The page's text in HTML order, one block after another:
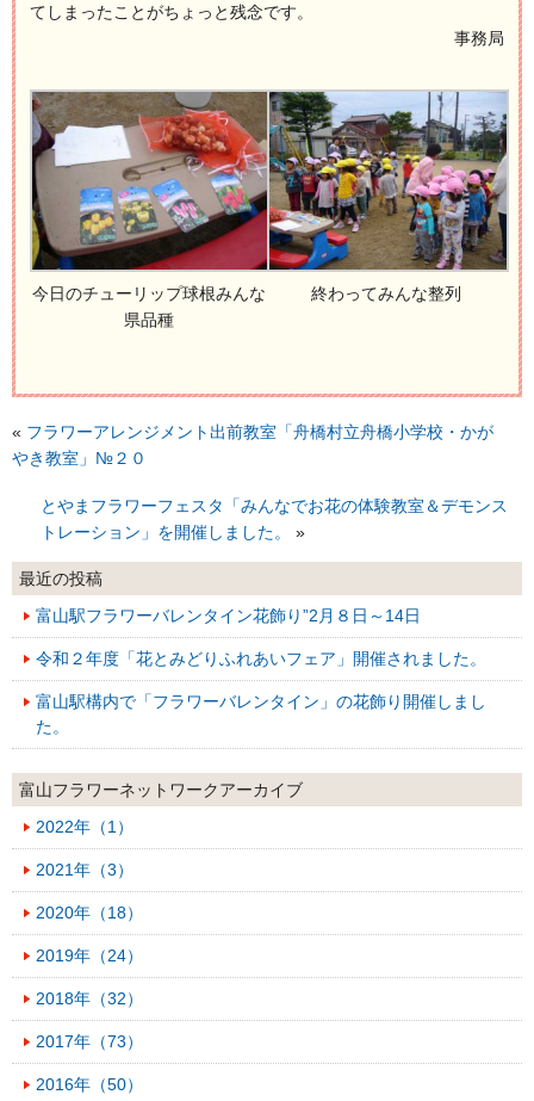
てしまったことがちょっと残念です。
事務局
今日のチューリップ球根みんな
県品種
終わってみんな整列
« フラワーアレンジメント出前教室「舟橋村立舟橋小学校・かが
やき教室」№２０
とやまフラワーフェスタ「みんなでお花の体験教室＆デモンス
トレーション」を開催しました。
»
最近の投稿
富山駅フラワーバレンタイン花飾り”2月８日～14日
令和２年度「花とみどりふれあいフェア」開催されました。
富山駅構内で「フラワーバレンタイン」の花飾り開催しまし
た。
富山フラワーネットワークアーカイブ
2022年（1）
2021年（3）
2020年（18）
2019年（24）
2018年（32）
2017年（73）
2016年（50）